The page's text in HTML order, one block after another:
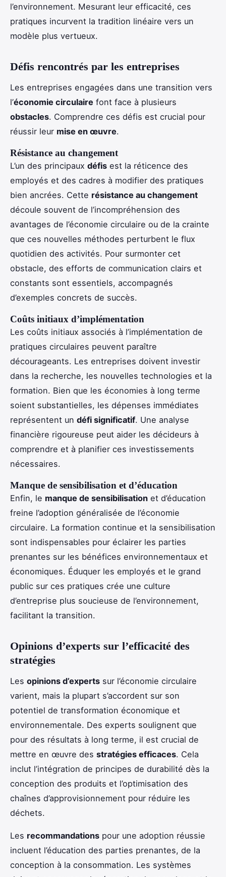
l’environnement. Mesurant leur efficacité, ces
pratiques incurvent la tradition linéaire vers un
modèle plus vertueux.
Défis rencontrés par les entreprises
Les entreprises engagées dans une transition vers
l’économie circulaire font face à plusieurs
obstacles. Comprendre ces défis est crucial pour
réussir leur mise en œuvre.
Résistance au changement
L’un des principaux défis est la réticence des
employés et des cadres à modifier des pratiques
bien ancrées. Cette résistance au changement
découle souvent de l’incompréhension des
avantages de l’économie circulaire ou de la crainte
que ces nouvelles méthodes perturbent le flux
quotidien des activités. Pour surmonter cet
obstacle, des efforts de communication clairs et
constants sont essentiels, accompagnés
d’exemples concrets de succès.
Coûts initiaux d’implémentation
Les coûts initiaux associés à l’implémentation de
pratiques circulaires peuvent paraître
décourageants. Les entreprises doivent investir
dans la recherche, les nouvelles technologies et la
formation. Bien que les économies à long terme
soient substantielles, les dépenses immédiates
représentent un défi significatif. Une analyse
financière rigoureuse peut aider les décideurs à
comprendre et à planifier ces investissements
nécessaires.
Manque de sensibilisation et d’éducation
Enfin, le manque de sensibilisation et d’éducation
freine l’adoption généralisée de l’économie
circulaire. La formation continue et la sensibilisation
sont indispensables pour éclairer les parties
prenantes sur les bénéfices environnementaux et
économiques. Éduquer les employés et le grand
public sur ces pratiques crée une culture
d’entreprise plus soucieuse de l’environnement,
facilitant la transition.
Opinions d’experts sur l’efficacité des
stratégies
Les opinions d’experts sur l’économie circulaire
varient, mais la plupart s’accordent sur son
potentiel de transformation économique et
environnementale. Des experts soulignent que
pour des résultats à long terme, il est crucial de
mettre en œuvre des stratégies efficaces. Cela
inclut l’intégration de principes de durabilité dès la
conception des produits et l’optimisation des
chaînes d’approvisionnement pour réduire les
déchets.
Les recommandations pour une adoption réussie
incluent l’éducation des parties prenantes, de la
conception à la consommation. Les systèmes